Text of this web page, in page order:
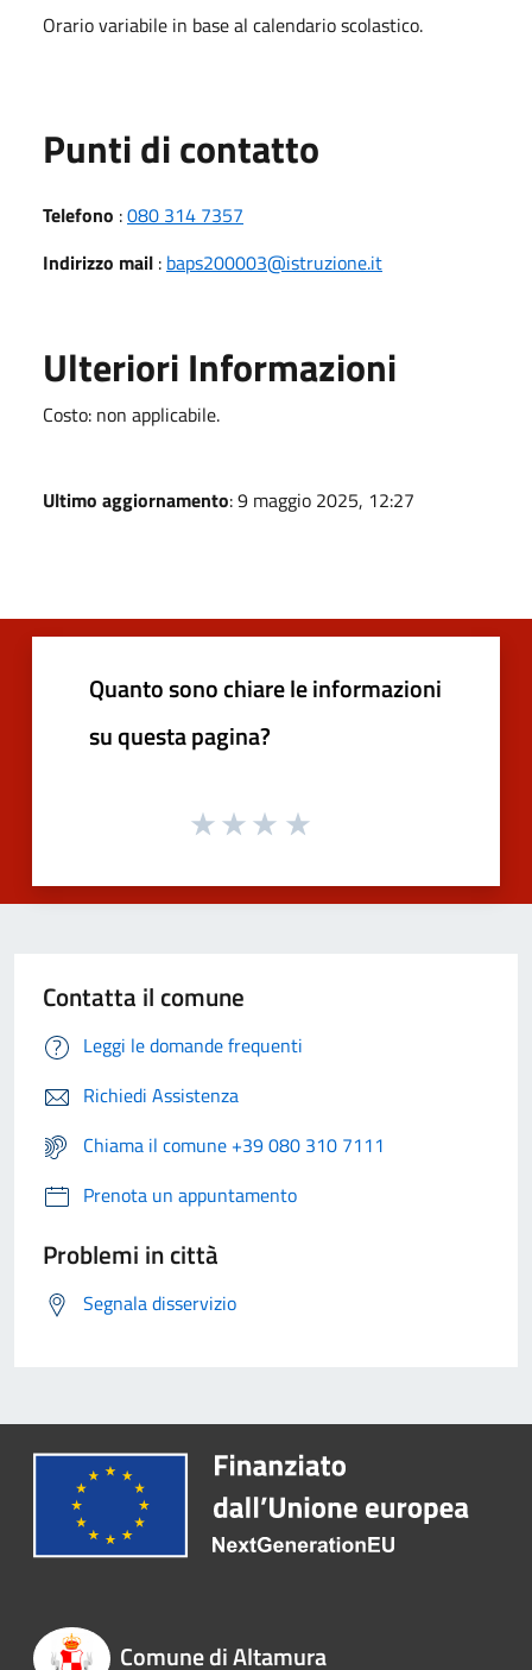
Orario variabile in base al calendario scolastico.
Punti di contatto
Telefono :080 314 7357
Indirizzo mail : baps200003@istruzione.it
Ulteriori Informazioni
Costo: non applicabile.
Ultimo aggiornamento: 9 maggio 2025, 12:27
Quanto sono chiare le informazioni
su questa pagina?
Contatta il comune
Leggi le domande frequenti
Richiedi Assistenza
Chiama il comune +39 080 310 7111
Prenota un appuntamento
Problemi in città
Segnala disservizio
Comune di Altamura